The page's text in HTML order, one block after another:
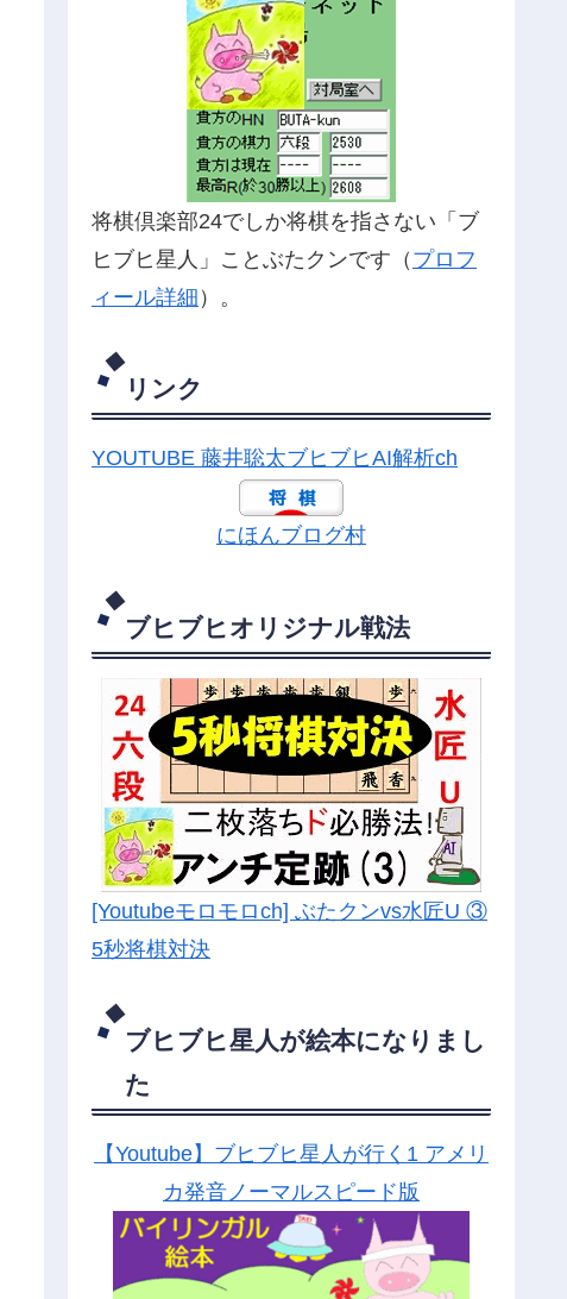
将棋倶楽部24でしか将棋を指さない「ブ
ヒブヒ星人」ことぶたクンです（ プロフ
ィール詳細 ）。
リンク
YOUTUBE 藤井聡太ブヒブヒAI解析ch
にほんブログ村
ブヒブヒオリジナル戦法
[Youtubeモロモロch] ぶたクンvs水匠U ③
5秒将棋対決
ブヒブヒ星人が絵本になりまし
た
【Youtube】ブヒブヒ星人が行く1 アメリ
カ発音ノーマルスピード版